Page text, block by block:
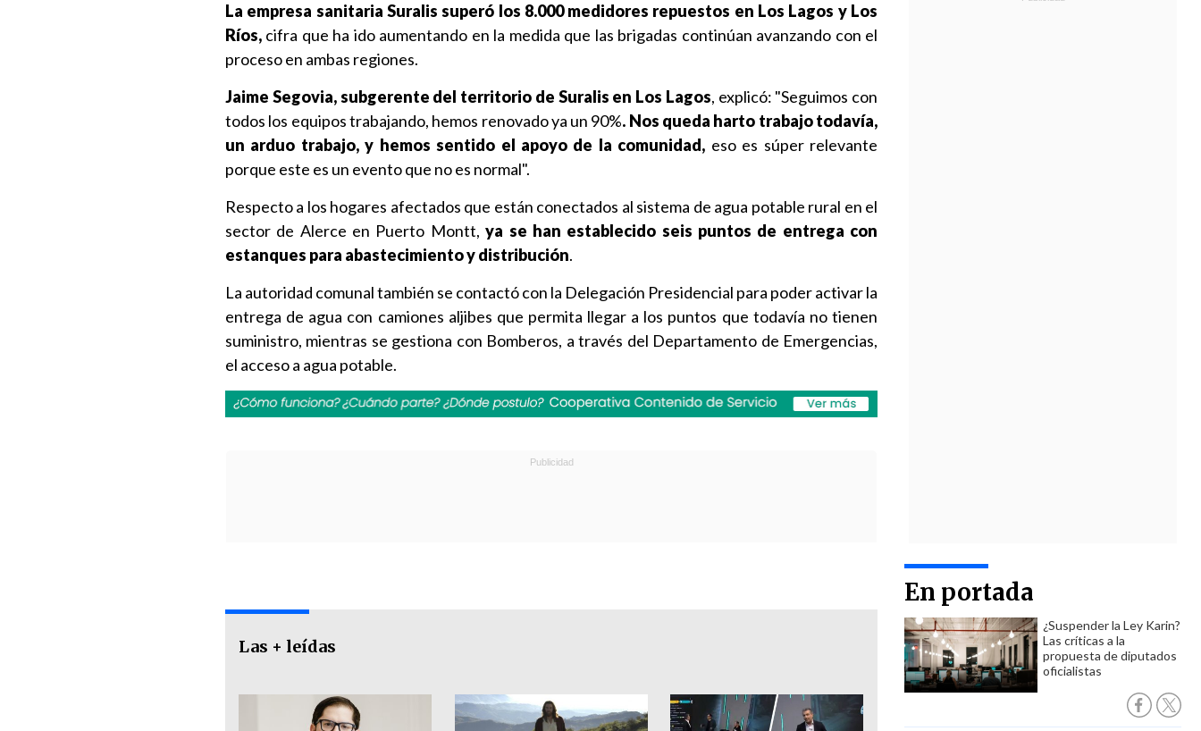
En portada
¿Suspender la Ley Karin?
Las críticas a la
propuesta de diputados
oficialistas
La empresa sanitaria Suralis superó los 8.000 medidores repuestos en Los Lagos y Los
Ríos, cifra que ha ido aumentando en la medida que las brigadas continúan avanzando con el
proceso en ambas regiones.
Jaime Segovia, subgerente del territorio de Suralis en Los Lagos, explicó: "Seguimos con
todos los equipos trabajando, hemos renovado ya un 90%. Nos queda harto trabajo todavía,
un arduo trabajo, y hemos sentido el apoyo de la comunidad, eso es súper relevante
porque este es un evento que no es normal".
Respecto a los hogares afectados que están conectados al sistema de agua potable rural en el
sector de Alerce en Puerto Montt, ya se han establecido seis puntos de entrega con
estanques para abastecimiento y distribución.
La autoridad comunal también se contactó con la Delegación Presidencial para poder activar la
entrega de agua con camiones aljibes que permita llegar a los puntos que todavía no tienen
suministro, mientras se gestiona con Bomberos, a través del Departamento de Emergencias,
el acceso a agua potable.
Las + leídas